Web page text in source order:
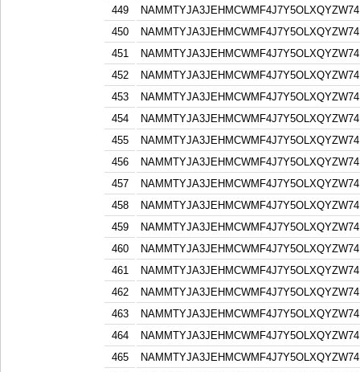
449
450
451
452
453
454
455
456
457
458
459
460
461
462
463
464
465